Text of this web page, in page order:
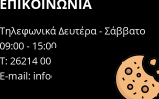
ΕΠΙΚΟΙΝΩΝΊΑ
Τηλεφωνικά Δευτέρα - Σάββατο
09:00 - 15:00
Τ: 26214 00104
E-mail: info@acosmetics.gr